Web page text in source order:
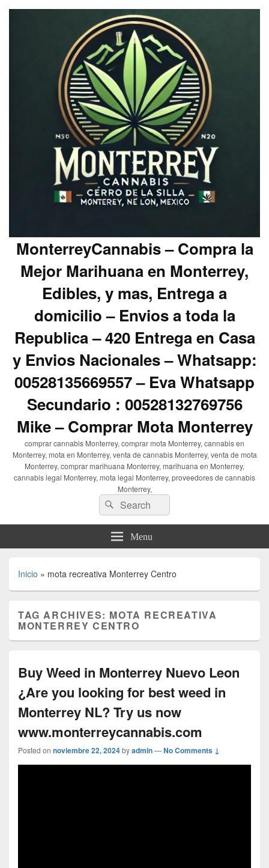
MonterreyCannabis – Compra la
Mejor Marihuana en Monterrey,
Edibles, y mas, Entrega a
domicilio – Envios a toda la
Republica – 420 Entrega en Casa
y Envios Nacionales – Whatsapp:
00528135669557 – Eva Whatsapp
Secundario : 00528132769756
Mike – Comprar Mota Monterrey
comprar cannabis Monterrey, comprar mota Monterrey, cannabis en
Monterrey, mota en Monterrey, venta de cannabis Monterrey, venta de mota
Monterrey, comprar marihuana Monterrey, marihuana en Monterrey,
cannabis legal Monterrey, mota legal Monterrey, proveedores de cannabis
Monterrey,
Search
for:
Search
Menu
Inicio » mota recreativa Monterrey Centro
TAG ARCHIVES: MOTA RECREATIVA
MONTERREY CENTRO
Buy Weed in Monterrey Nuevo Leon
¿Are you looking for best weed in
Monterrey NL? Try us now
www.monterreycannabis.com
Posted on noviembre 22, 2024byadmin—No Comments ↓